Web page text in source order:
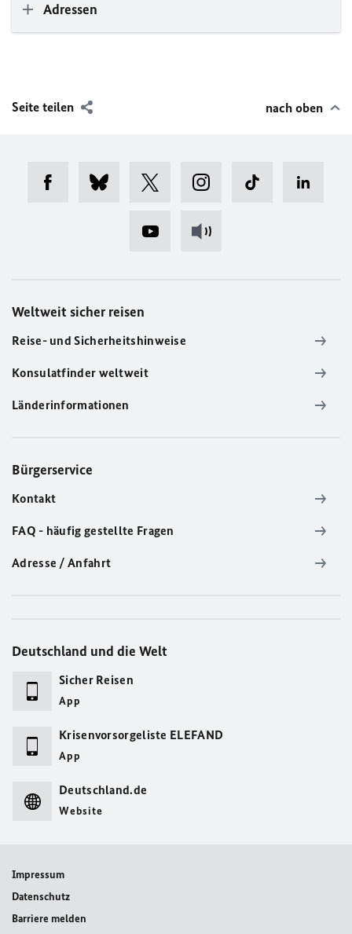
Adressen
Seite teilen nach oben
Weltweit sicher reisen
Reise- und Sicherheitshinweise
Konsulatfinder weltweit
Länderinformationen
Bürgerservice
Kontakt
FAQ - häufig gestellte Fragen
Adresse / Anfahrt
Deutschland und die Welt
Sicher Reisen
App
Krisenvorsorgeliste ELEFAND
App
Deutschland.de
Website
Impressum
Datenschutz
Barriere melden